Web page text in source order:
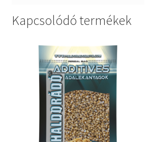
Kapcsolódó termékek